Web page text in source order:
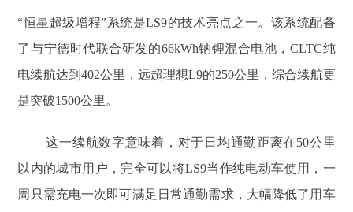
“恒星超级增程”系统是LS9的技术亮点之一。该系统配备
了与宁德时代联合研发的66kWh钠锂混合电池，CLTC纯
电续航达到402公里，远超理想L9的250公里，综合续航更
是突破1500公里。
这一续航数字意味着，对于日均通勤距离在50公里
以内的城市用户，完全可以将LS9当作纯电动车使用，一
周只需充电一次即可满足日常通勤需求，大幅降低了用车